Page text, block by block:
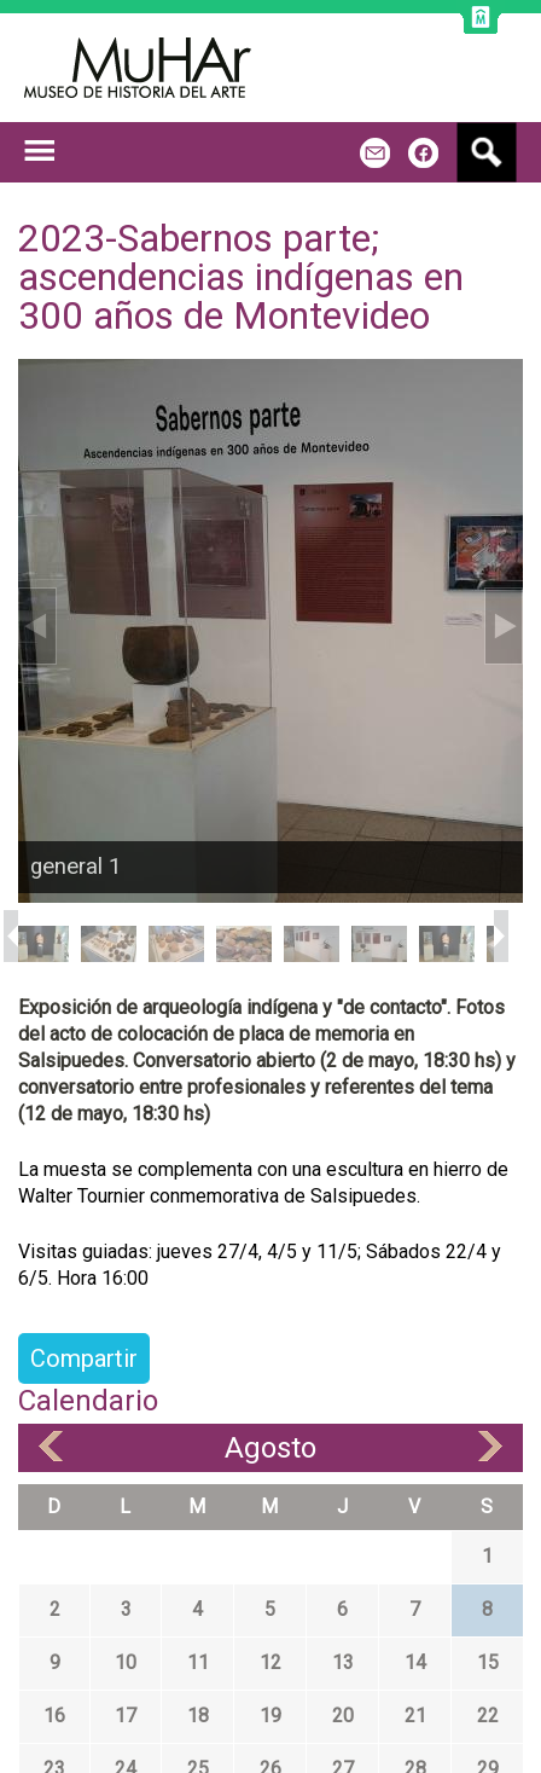
2023-Sabernos parte;
ascendencias indígenas en
300 años de Montevideo
general 1
Exposición de arqueología indígena y "de contacto". Fotos
del acto de colocación de placa de memoria en
Salsipuedes. Conversatorio abierto (2 de mayo, 18:30 hs) y
conversatorio entre profesionales y referentes del tema
(12 de mayo, 18:30 hs)
La muesta se complementa con una escultura en hierro de
Walter Tournier conmemorativa de Salsipuedes.
Visitas guiadas: jueves 27/4, 4/5 y 11/5; Sábados 22/4 y
6/5. Hora 16:00
Compartir
Calendario
Agosto
D L M M J V S
1
2 3 4 5 6 7 8
9 10 11 12 13 14 15
16 17 18 19 20 21 22
s
r